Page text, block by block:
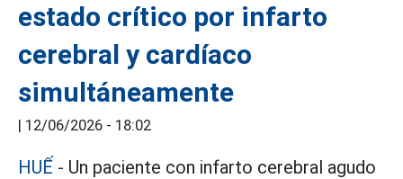
estado crítico por infarto
cerebral y cardíaco
simultáneamente
| 12/06/2026 - 18:02
HUẾ - Un paciente con infarto cerebral agudo